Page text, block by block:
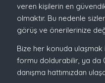
veren kişilerin en
olmaktır. Bu nedenle
görüş ve önerilerinize
Bize her konuda ulaşmak
formu doldurabilir, ya da
danışma hattımızdan